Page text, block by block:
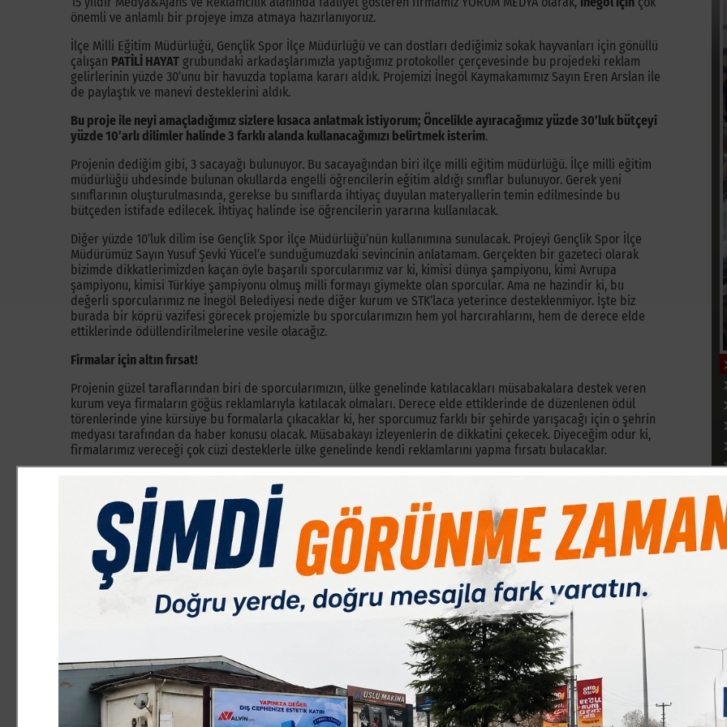
önemli ve anlamlı bir projeye imza atmaya hazırlanıyoruz.
İlçe Milli Eğitim Müdürlüğü, Gençlik Spor İlçe Müdürlüğü ve can dostları dediğimiz sokak hayvanları için gönüllü
çalışan PATİLİ HAYAT grubundaki arkadaşlarımızla yaptığımız protokoller çerçevesinde bu projedeki reklam
gelirlerinin yüzde 30’unu bir havuzda toplama kararı aldık. Projemizi İnegöl Kaymakamımız Sayın Eren Arslan ile
de paylaştık ve manevi desteklerini aldık.
Bu proje ile neyi amaçladığımız sizlere kısaca anlatmak istiyorum; Öncelikle ayıracağımız yüzde 30’luk bütçeyi
yüzde 10’arlı dilimler halinde 3 farklı alanda kullanacağımızı belirtmek isterim.
Projenin dediğim gibi, 3 sacayağı bulunuyor. Bu sacayağından biri ilçe milli eğitim müdürlüğü. İlçe milli eğitim
müdürlüğü uhdesinde bulunan okullarda engelli öğrencilerin eğitim aldığı sınıflar bulunuyor. Gerek yeni
sınıflarının oluşturulmasında, gerekse bu sınıflarda ihtiyaç duyulan materyallerin temin edilmesinde bu
bütçeden istifade edilecek. İhtiyaç halinde ise öğrencilerin yararına kullanılacak.
Diğer yüzde 10’luk dilim ise Gençlik Spor İlçe Müdürlüğü’nün kullanımına sunulacak. Projeyi Gençlik Spor İlçe
Müdürümüz Sayın Yusuf Şevki Yücel’e sunduğumuzdaki sevincinin anlatamam. Gerçekten bir gazeteci olarak
bizimde dikkatlerimizden kaçan öyle başarılı sporcularımız var ki, kimisi dünya şampiyonu, kimi Avrupa
şampiyonu, kimisi Türkiye şampiyonu olmuş milli formayı giymekte olan sporcular. Ama ne hazindir ki, bu
değerli sporcularımız ne İnegöl Belediyesi nede diğer kurum ve STK’laca yeterince desteklenmiyor. İşte biz
burada bir köprü vazifesi görecek projemizle bu sporcularımızın hem yol harcırahlarını, hem de derece elde
ettiklerinde ödüllendirilmelerine vesile olacağız.
Firmalar için altın fırsat!
Projenin güzel taraflarından biri de sporcularımızın, ülke genelinde katılacakları müsabakalara destek veren
kurum veya firmaların göğüs reklamlarıyla katılacak olmaları. Derece elde ettiklerinde de düzenlenen ödül
törenlerinde yine kürsüye bu formalarla çıkacaklar ki, her sporcumuz farklı bir şehirde yarışacağı için o şehrin
medyası tarafından da haber konusu olacak. Müsabakayı izleyenlerin de dikkatini çekecek. Diyeceğim odur ki,
firmalarımız vereceği çok cüzi desteklerle ülke genelinde kendi reklamlarını yapma fırsatı bulacaklar.
Projenin bir başka değerli ve anlamlı tarafı ise bütçeden ayıracağımız yüzde 10’luk dilimin can dostları
dediğimiz sahipsiz kedi ve köpeklerin beslenmeleri ve tedavilerinde kullanılacak olması. Kendilerini can
dostlarına adayan
PATİLİ HAYAT grubuna projeyi anlattığımızda gerçekten hepsinin heyecanlandığını ve
gözlerinin ışıldadığını fark ettim.
Hülasa biz YORUM MEDYA olarak elimizdeki imkanları, İnegöl’de yaşayan çoğu insanın aklına bile gelmeyen ama
elzem olan konuların çözümüne sunuyoruz.
İNEGÖL İÇİN adını verdiğimiz bu proje, bir sosyal sorumluluk projesi olduğu kadar, aynı zamanda bir manevi
inancından beisle, bu şehirde yaşayan, bu şehirde
üreten ve imkanı olan herkesi bu anlamlı proje destek vermeye, hatta farklı mecralarda kullanılacak farlı
projelere imza atmaya davet ediyorum…
Projemizi bizzat makamına giderek paylaştığımız bazı kamu ve kurumların yetkililerini projeye şaşı baktıklarını
bu arada dip not olarak düşmek istiyorum. Bu kurumların nerelere neler aktardıklarını da özel bir yazı ile siz